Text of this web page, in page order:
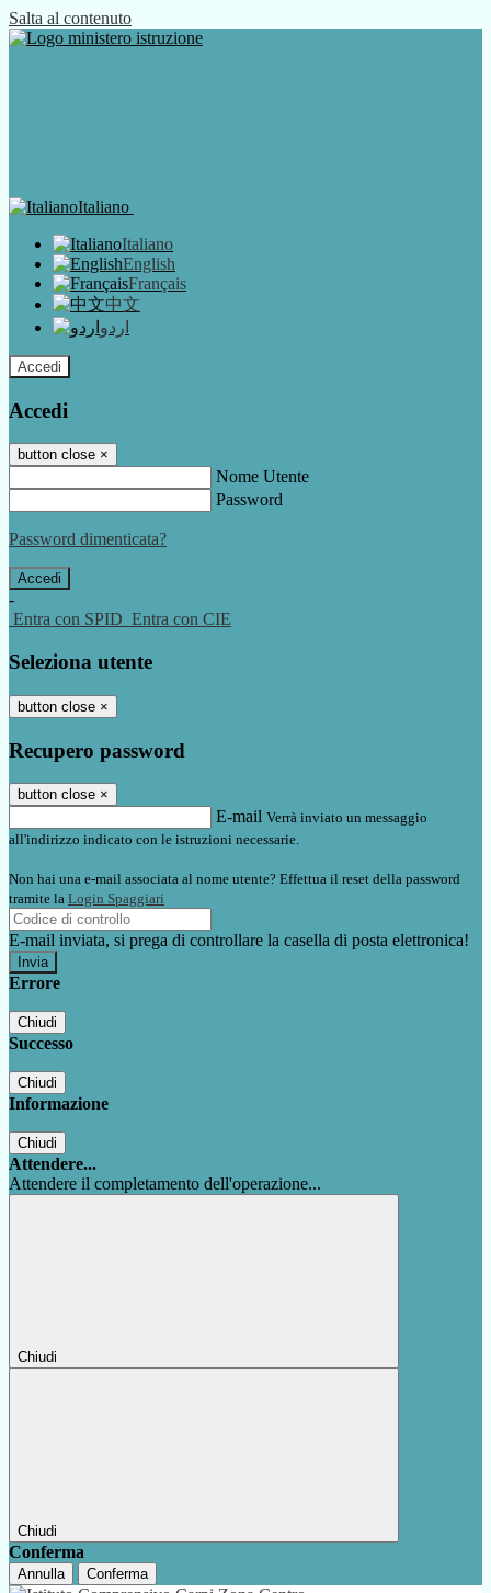
Salta al contenuto
Italiano
Italiano
English
Français
中文
اردو
Accedi
Accedi
button close ×
Nome Utente
Password
Password dimenticata?
-
Entra con SPID Entra con CIE
Seleziona utente
button close ×
Recupero password
button close ×
E-mail Verrà inviato un messaggio
all'indirizzo indicato con le istruzioni necessarie.
Non hai una e-mail associata al nome utente? Effettua il reset della password
tramite la Login Spaggiari
E-mail inviata, si prega di controllare la casella di posta elettronica!
Errore
Chiudi
Successo
Chiudi
Informazione
Chiudi
Attendere...
Attendere il completamento dell'operazione...
Chiudi
Chiudi
Conferma
Annulla Conferma